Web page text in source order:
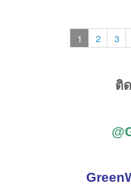
1 2 3
ติ